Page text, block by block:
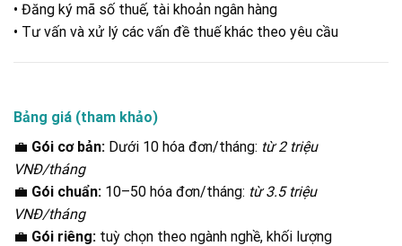
• Đăng ký mã số thuế, tài khoản ngân hàng
• Tư vấn và xử lý các vấn đề thuế khác theo yêu cầu
Bảng giá (tham khảo)
💼 Gói cơ bản: Dưới 10 hóa đơn/tháng: từ 2 triệu
VNĐ/tháng
💼 Gói chuẩn: 10–50 hóa đơn/tháng: từ 3.5 triệu
VNĐ/tháng
💼 Gói riêng: tuỳ chọn theo ngành nghề, khối lượng